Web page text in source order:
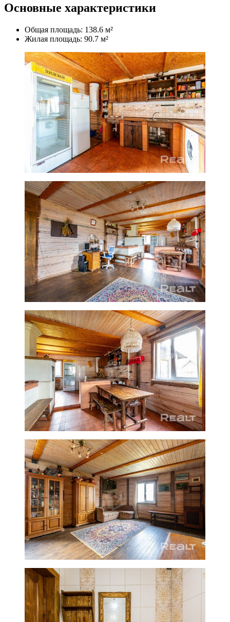
Основные характеристики
Общая площадь: 138.6 м²
Жилая площадь: 90.7 м²